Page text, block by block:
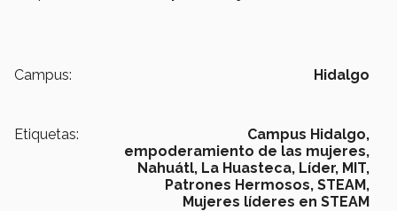
Campus: Hidalgo
Etiquetas:
Campus Hidalgo,
empoderamiento de las mujeres,
Nahuátl, La Huasteca, Líder, MIT,
Patrones Hermosos, STEAM,
Mujeres líderes en STEAM